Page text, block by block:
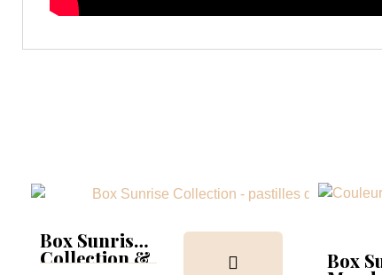
Box Sunrise
Collection & Box